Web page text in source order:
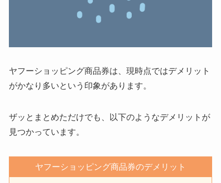
ヤフーショッピング商品券は、現時点ではデメリット
がかなり多いという印象があります。
ザッとまとめただけでも、以下のようなデメリットが
見つかっています。
ヤフーショッピング商品券のデメリット